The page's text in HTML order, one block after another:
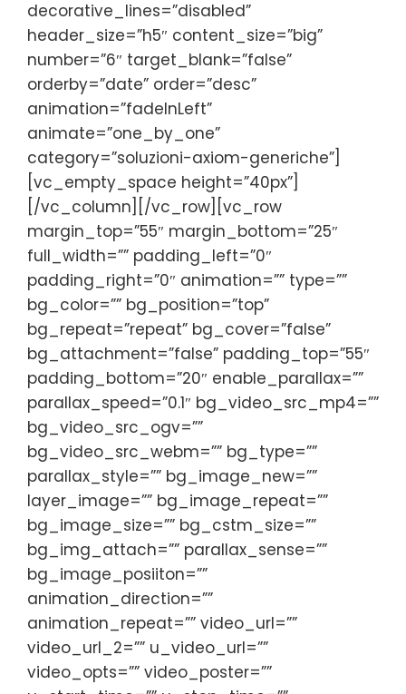
decorative_lines=”disabled”
header_size=”h5″ content_size=”big”
number=”6″ target_blank=”false”
orderby=”date” order=”desc”
animation=”fadeInLeft”
animate=”one_by_one”
category=”soluzioni-axiom-generiche”]
[vc_empty_space height=”40px”]
[/vc_column][/vc_row][vc_row
margin_top=”55″ margin_bottom=”25″
full_width=”” padding_left=”0″
padding_right=”0″ animation=”” type=””
bg_color=”” bg_position=”top”
bg_repeat=”repeat” bg_cover=”false”
bg_attachment=”false” padding_top=”55″
padding_bottom=”20″ enable_parallax=””
parallax_speed=”0.1″ bg_video_src_mp4=””
bg_video_src_ogv=””
bg_video_src_webm=”” bg_type=””
parallax_style=”” bg_image_new=””
layer_image=”” bg_image_repeat=””
bg_image_size=”” bg_cstm_size=””
bg_img_attach=”” parallax_sense=””
bg_image_posiiton=””
animation_direction=””
animation_repeat=”” video_url=””
video_url_2=”” u_video_url=””
video_opts=”” video_poster=””